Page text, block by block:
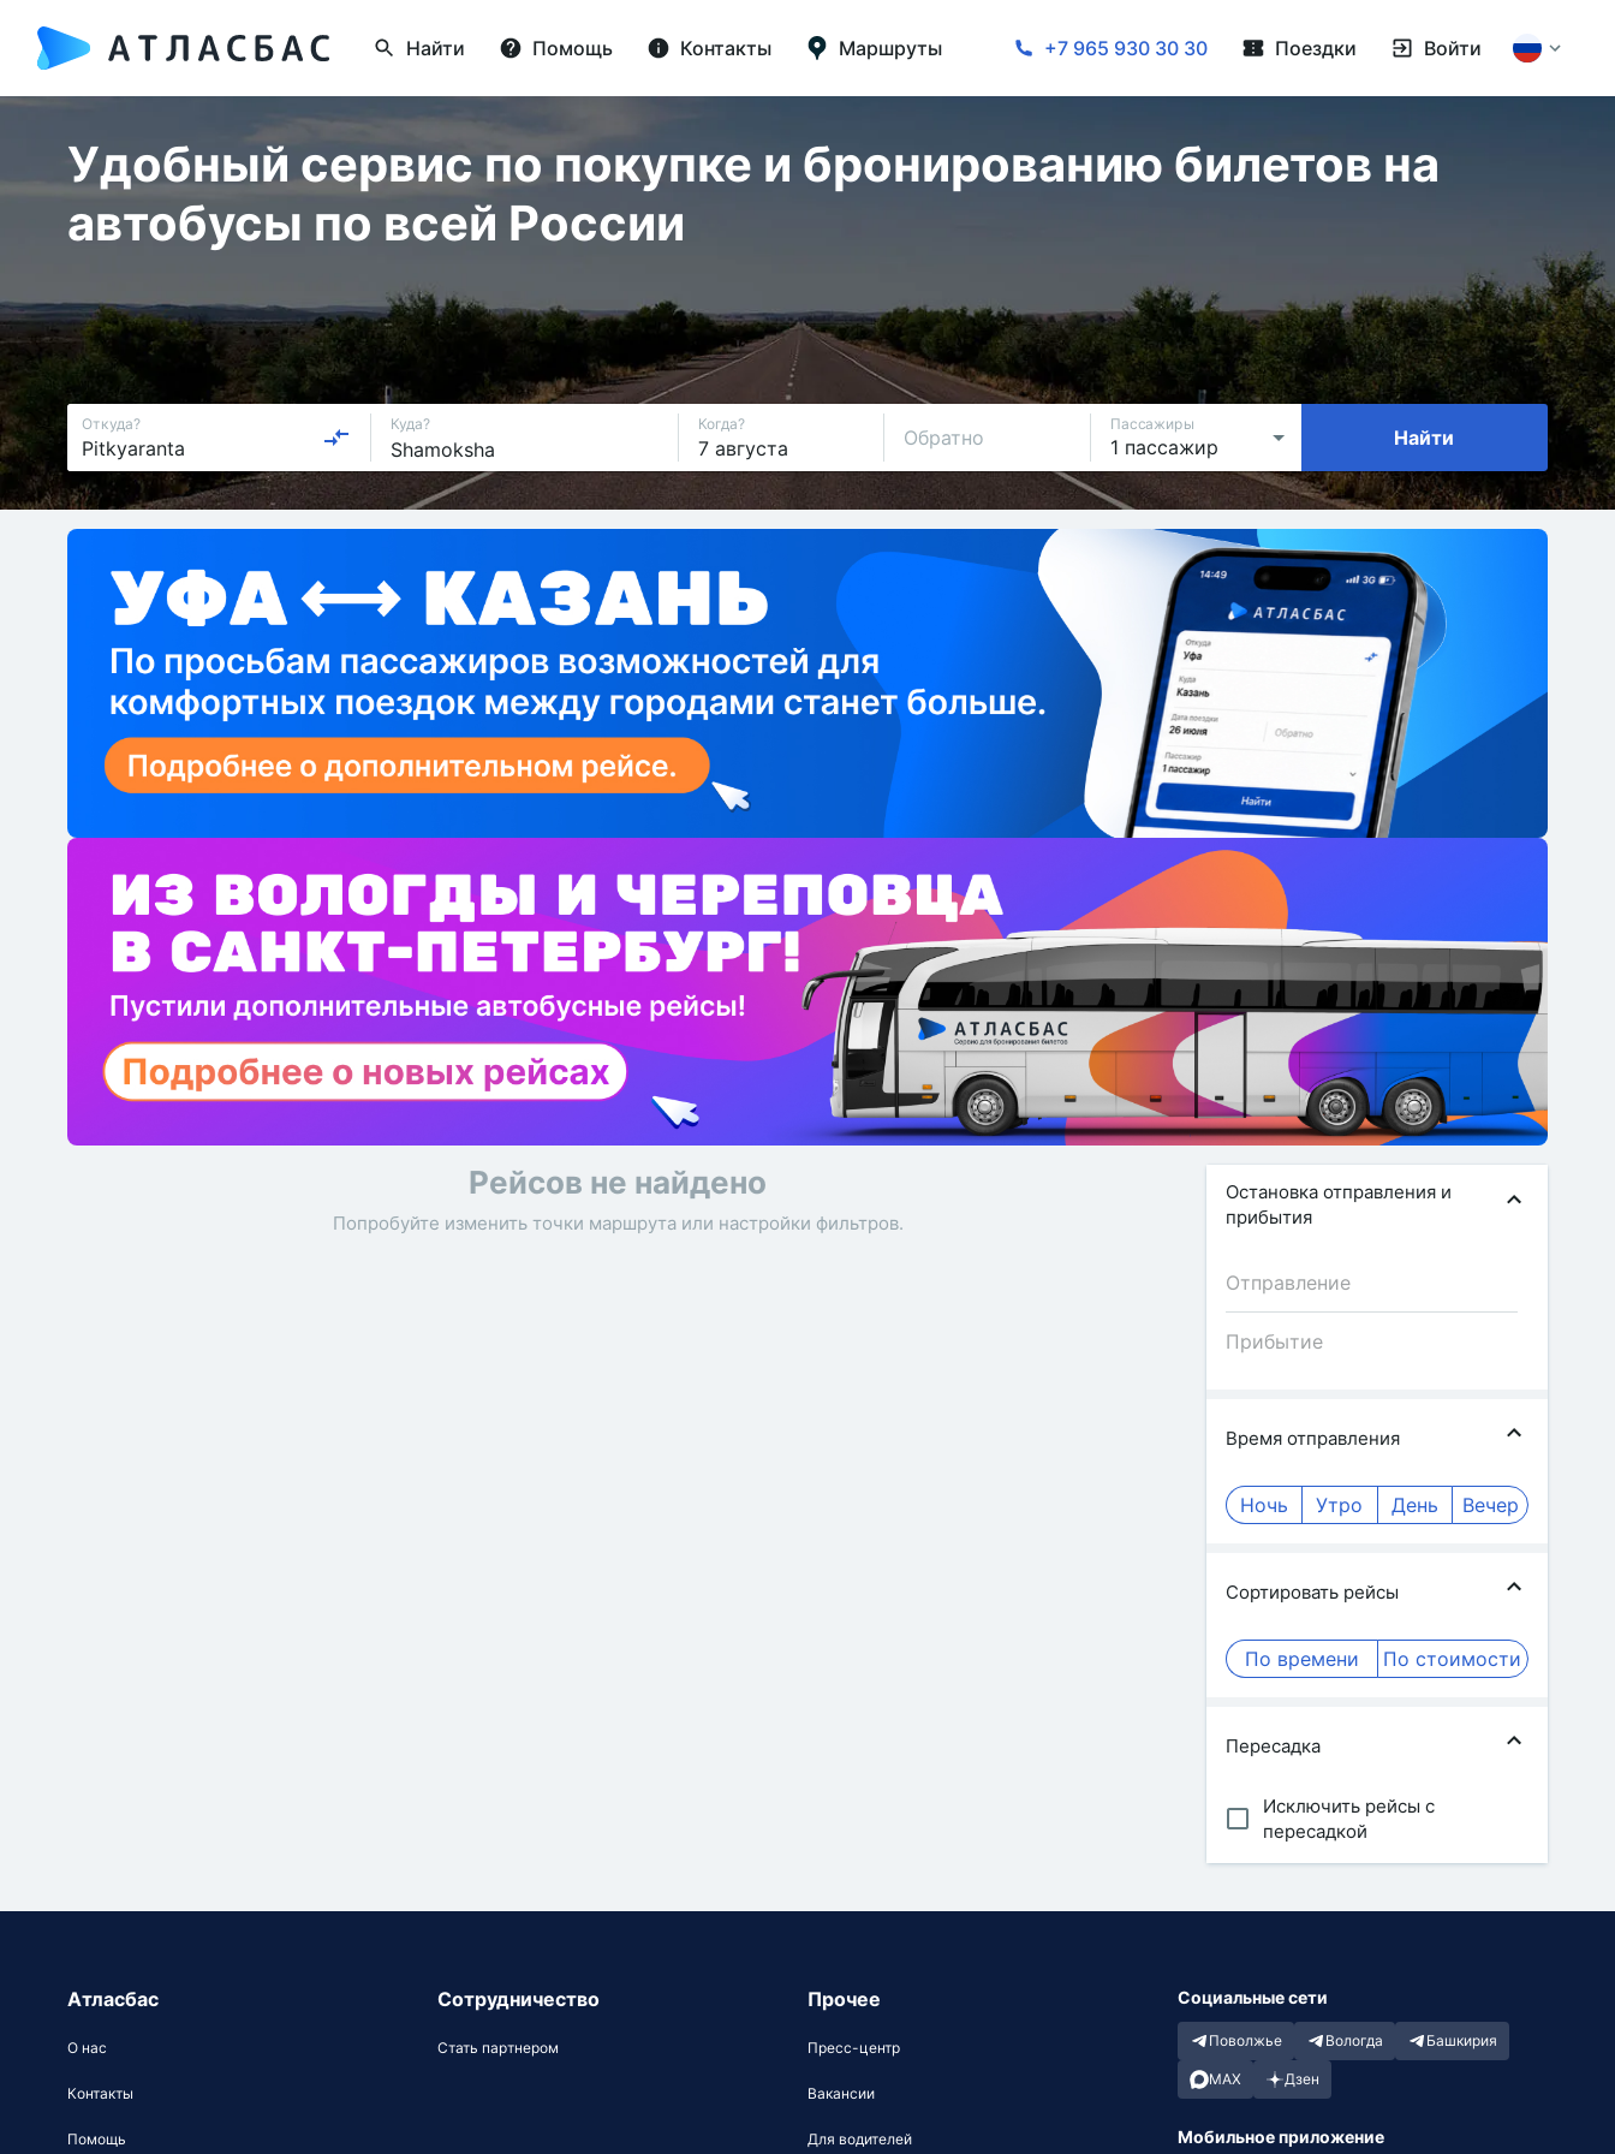
Найти Помощь Контакты Маршруты +7 965 930 30 30 Поездки Войти
Удобный сервис по покупке и бронированию билетов на
автобусы по всей России
Откуда? Куда? Когда?
Обратно
Пассажиры
Найти
Рейсов не найдено
Попробуйте изменить точки маршрута или настройки фильтров.
Остановка отправления и
прибытия
Время отправления
Ночь Утро День Вечер
Сортировать рейсы
По времени По стоимости
Пересадка
Исключить рейсы с
пересадкой
Атласбас
О нас
Контакты
Помощь
Сотрудничество
Стать партнером
Прочее
Пресс-центр
Вакансии
Для водителей
Социальные сети
Поволжье Вологда Башкирия
MAX Дзен
Мобильное приложение